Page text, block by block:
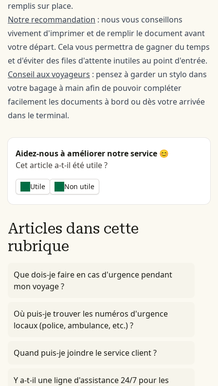
remplis sur place.
Notre recommandation : nous vous conseillons
vivement d'imprimer et de remplir le document avant
votre départ. Cela vous permettra de gagner du temps
et d'éviter des files d'attente inutiles au point d'entrée.
Conseil aux voyageurs : pensez à garder un stylo dans
votre bagage à main afin de pouvoir compléter
facilement les documents à bord ou dès votre arrivée
dans le terminal.
Aidez-nous à améliorer notre service 😊
Cet article a-t-il été utile ?
Utile Non utile
Articles dans cette
rubrique
Que dois-je faire en cas d'urgence pendant
mon voyage ?
Où puis-je trouver les numéros d'urgence
locaux (police, ambulance, etc.) ?
Quand puis-je joindre le service client ?
Y a-t-il une ligne d'assistance 24/7 pour les